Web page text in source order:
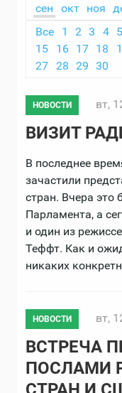
сен
окт ноя
Все
1 2 3 4 5
15
16 17 18
27
28 29 30
НОВОСТИ вт,
ВИЗИТ
В последнее
зачастили
стран. Вчера это
Парламента, а
и один из
Теффт. Как и
никаких
НОВОСТИ вт,
ВСТРЕЧА
ПОСЛАМИ